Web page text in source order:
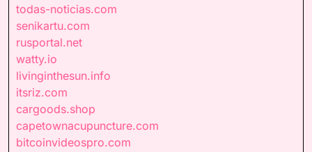
todas-noticias.com
senikartu.com
rusportal.net
watty.io
livinginthesun.info
itsriz.com
cargoods.shop
capetownacupuncture.com
bitcoinvideospro.com